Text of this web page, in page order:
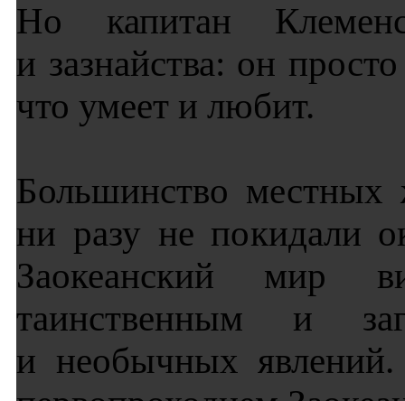
Но капитан
и зазнайства: он
что умеет и любит.
Большинство
ни разу не покидали
Заокеанский мир
таинственным и
и необычных